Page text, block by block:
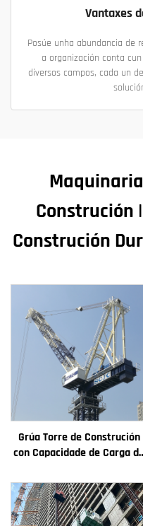
Vantaxes
Posúe unha abundancia de
a organización conta
diversos campos, cada un
Construción
Construción
Grúa Torre de Construción
con Capacidade de Carga
Cambios Motor de
Engranaxes Coxinetes
Principais